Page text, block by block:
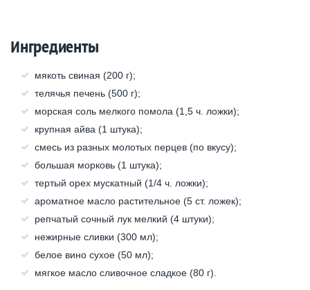
Ингредиенты
мякоть свиная (200 г);
телячья печень (500 г);
морская соль мелкого помола (1,5 ч. ложки);
крупная айва (1 штука);
смесь из разных молотых перцев (по вкусу);
большая морковь (1 штука);
тертый орех мускатный (1/4 ч. ложки);
ароматное масло растительное (5 ст. ложек);
репчатый сочный лук мелкий (4 штуки);
нежирные сливки (300 мл);
белое вино сухое (50 мл);
мягкое масло сливочное сладкое (80 г).